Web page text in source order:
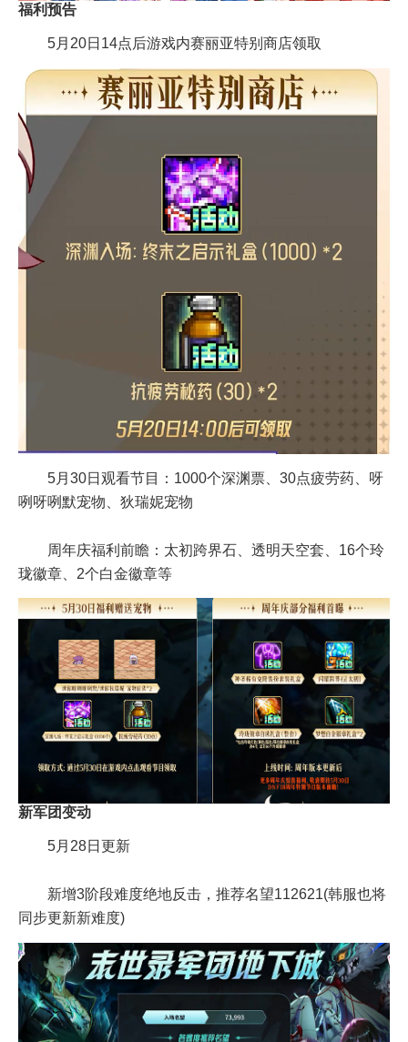
福利预告
5月20日14点后游戏内赛丽亚特别商店领取
5月30日观看节目：1000个深渊票、30点疲劳药、呀
咧呀咧默宠物、狄瑞妮宠物
周年庆福利前瞻：太初跨界石、透明天空套、16个玲
珑徽章、2个白金徽章等
新军团变动
5月28日更新
新增3阶段难度绝地反击，推荐名望112621(韩服也将
同步更新新难度)